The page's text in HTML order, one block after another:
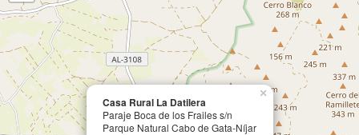
Casa Rural La Datilera
Paraje Boca de los Frailes s/n
Parque Natural Cabo de Gata-Níjar
×